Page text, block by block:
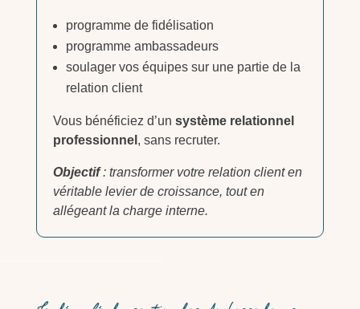
programme de fidélisation
programme ambassadeurs
soulager vos équipes sur une partie de la
relation client
Vous bénéficiez d’un système relationnel
professionnel , sans recruter.
Objectif: transformer votre relation client en
véritable levier de croissance, tout en
allégeant la charge interne.